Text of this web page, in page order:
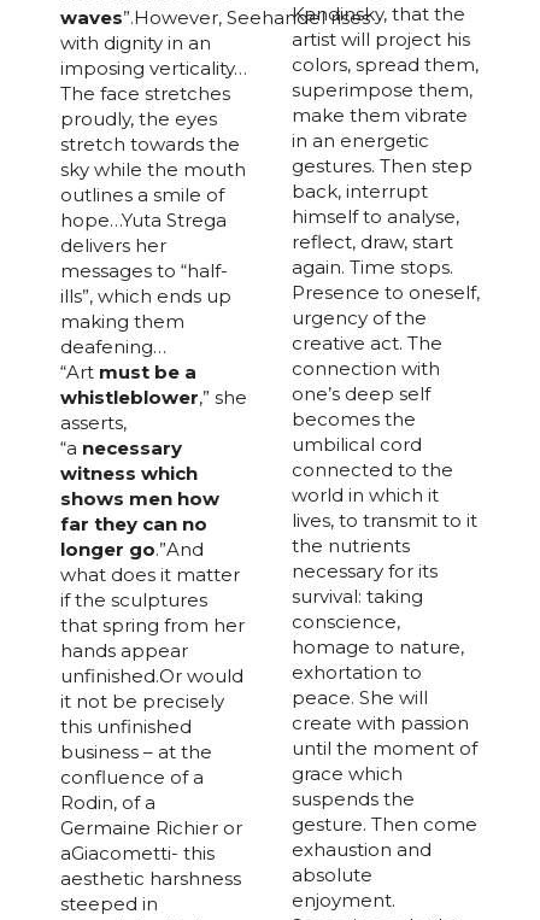
waves”.However, Seehandel rises
with dignity in an
imposing verticality…
The face stretches
proudly, the eyes
stretch towards the
sky while the mouth
outlines a smile of
hope…Yuta Strega
delivers her
messages to “half-
ills”, which ends up
making them
deafening…
“Art must be a
whistleblower,” she
asserts,
“a necessary
witness which
shows men how
far they can no
longer go.”And
what does it matter
if the sculptures
that spring from her
hands appear
unfinished.Or would
it not be precisely
this unfinished
business – at the
confluence of a
Rodin, of a
Germaine Richier or
aGiacometti- this
aesthetic harshness
steeped in
Kandinsky, that the
artist will project his
colors, spread them,
superimpose them,
make them vibrate
in an energetic
gestures. Then step
back, interrupt
himself to analyse,
reflect, draw, start
again. Time stops.
Presence to oneself,
urgency of the
creative act. The
connection with
one’s deep self
becomes the
umbilical cord
connected to the
world in which it
lives, to transmit to it
the nutrients
necessary for its
survival: taking
conscience,
homage to nature,
exhortation to
peace. She will
create with passion
until the moment of
grace which
suspends the
gesture. Then come
exhaustion and
absolute
enjoyment.